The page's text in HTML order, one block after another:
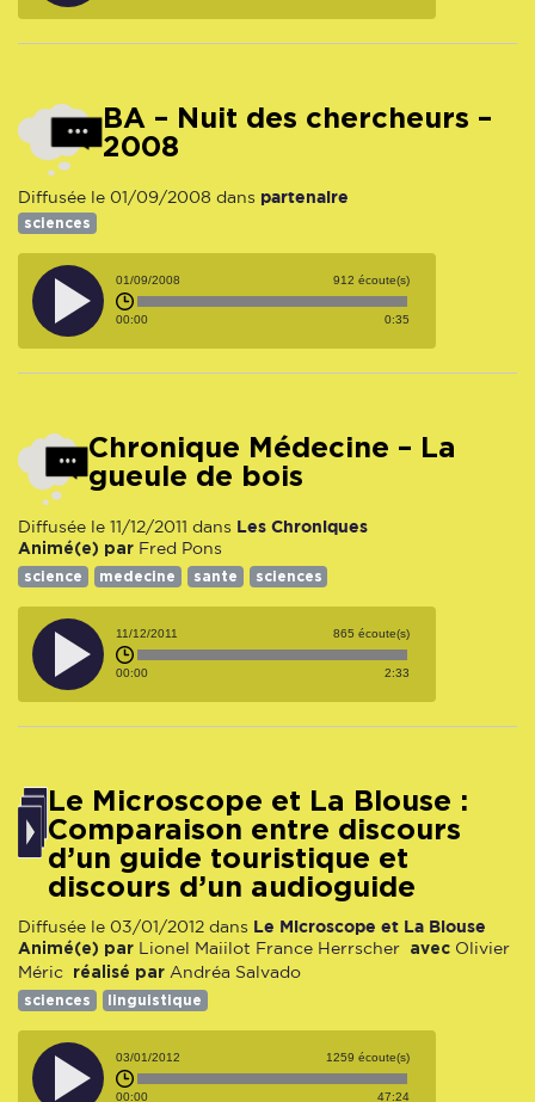
BA – Nuit des chercheurs –
2008
Diffusée le 01/09/2008 dans partenaire
sciences
01/09/2008 912 écoute(s)
00:00 0:35
Chronique Médecine – La
gueule de bois
Diffusée le 11/12/2011 dans Les Chroniques
Animé(e) par Fred Pons
science medecine sante sciences
11/12/2011 865 écoute(s)
00:00 2:33
Le Microscope et La Blouse :
Comparaison entre discours
d’un guide touristique et
discours d’un audioguide
Diffusée le 03/01/2012 dans Le Microscope et La Blouse
Animé(e) par Lionel Maiilot France Herrscher avec Olivier
Méric
réalisé par Andréa Salvado
sciences linguistique
03/01/2012 1259 écoute(s)
00:00 47:24